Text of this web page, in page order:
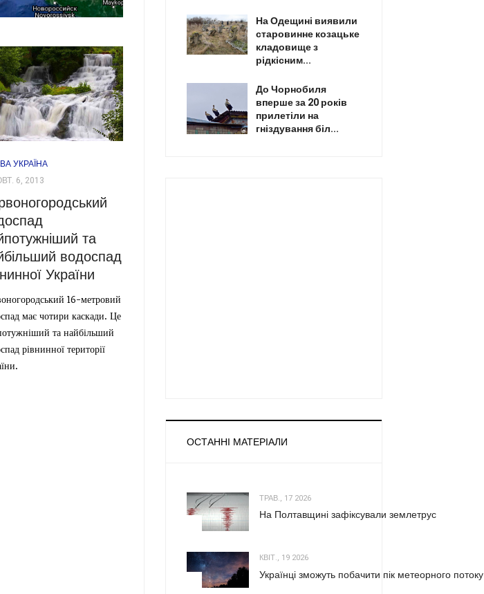
УКРАЇНА
6, 2013
та
водоспад
України
16-метровий
має чотири каскади. Це
та найбільший
рівнинної території
На Одещині виявили
старовинне козацьке
кладовище з
рідкісним...
До Чорнобиля
вперше за 20 років
прилетіли на
гніздування біл...
ОСТАННІ МАТЕРІАЛИ
ТРАВ., 17 2026
На Полтавщині зафіксували землетрус
КВІТ., 19 2026
Українці зможуть побачити пік метеорного